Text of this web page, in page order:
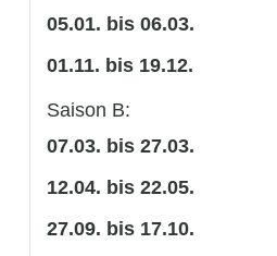
05.01. bis 06.03.
01.11. bis 19.12.
Saison B:
07.03. bis 27.03.
12.04. bis 22.05.
27.09. bis 17.10.